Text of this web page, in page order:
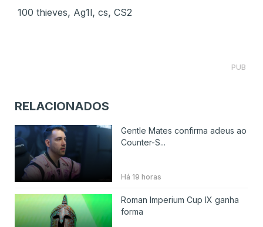
100 thieves, Ag1l, cs, CS2
PUB
RELACIONADOS
Gentle Mates confirma adeus ao
Counter-S...
Há 19 horas
Roman Imperium Cup IX ganha
forma